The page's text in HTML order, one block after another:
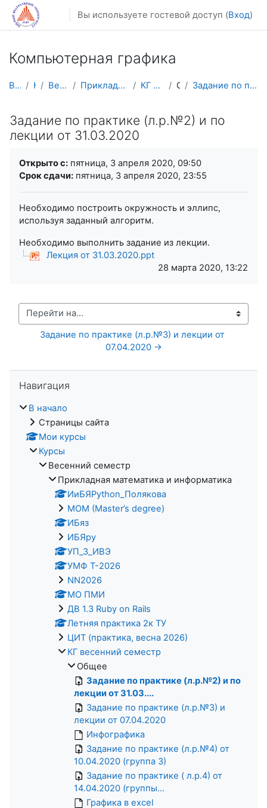
Перейти к основному содержанию
Вы используете гостевой доступ (Вход)
Компьютерная графика
В начало Курсы Весенний семестр Прикладная математика и информатика КГ весенний семестр Общее Задание по практике (л.р.№2) и по лекции от 31.03....
Задание по практике (л.р.№2) и по
лекции от 31.03.2020
Открыто с: пятница, 3 апреля 2020, 09:50
Срок сдачи: пятница, 3 апреля 2020, 23:55
Необходимо построить окружность и эллипс,
используя заданный алгоритм.
Необходимо выполнить задание из лекции.
Лекция от 31.03.2020.ppt
28 марта 2020, 13:22
Перейти на...
Задание по практике (л.р.№3) и лекции от
07.04.2020 →
Навигация
В начало
Страницы сайта
Мои курсы
Курсы
Весенний семестр
Прикладная математика и информатика
ИиБЯPython_Полякова
MOM (Master’s degree)
ИБяз
ИБЯpy
УП_3_ИВЭ
УМФ Т-2026
NN2026
МО ПМИ
ДВ 1.3 Ruby on Rails
Летняя практика 2к ТУ
ЦИТ (практика, весна 2026)
КГ весенний семестр
Общее
Задание по практике (л.р.№2) и по
лекции от 31.03....
Задание по практике (л.р.№3) и
лекции от 07.04.2020
Инфографика
Задание по практике (л.р.№4) от
10.04.2020 (группа 3)
Задание по практике ( л.р.4) от
14.04.2020 (группы...
Графика в excel